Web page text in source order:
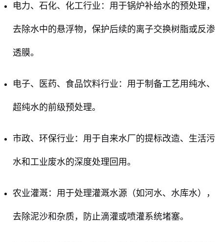
电力、石化、化工行业：用于锅炉补给水的预处理，
去除水中的悬浮物，保护后续的离子交换树脂或反渗
透膜。
电子、医药、食品饮料行业：用于制备工艺用纯水、
超纯水的前级预处理。
市政、环保行业：用于自来水厂的提标改造、生活污
水和工业废水的深度处理回用。
农业灌溉：用于处理灌溉水源（如河水、水库水），
去除泥沙和杂质，防止滴灌或喷灌系统堵塞。